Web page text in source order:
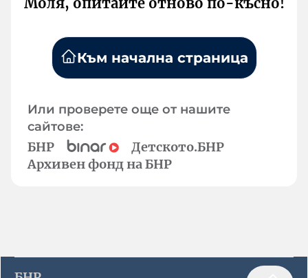
Към начална страница
Или проверете още от нашите
сайтове:
БНР
Детското.БНР
Архивен фонд на БНР